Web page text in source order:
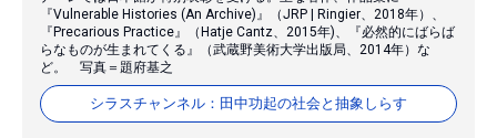
『Vulnerable Histories (An Archive)』（JRP | Ringier、2018年）、
『Precarious Practice』（Hatje Cantz、2015年)、『必然的にばらば
らなものが生まれてくる』（武蔵野美術大学出版局、2014年）な
ど。 写真＝題府基之
シラスチャンネル：田中功起の社会と抽象しらす